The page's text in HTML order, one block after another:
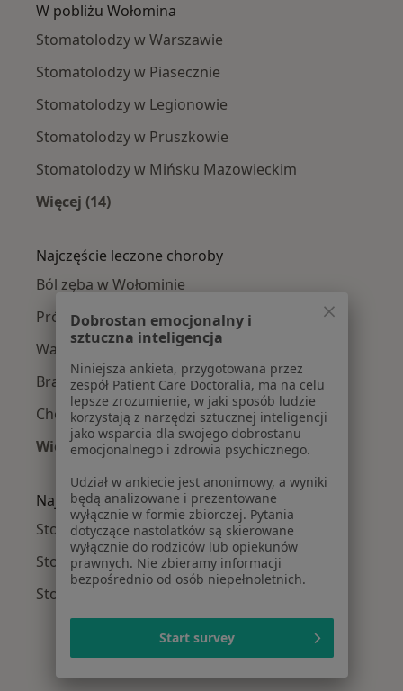
W pobliżu Wołomina
Stomatolodzy w Warszawie
Stomatolodzy w Piasecznie
Stomatolodzy w Legionowie
Stomatolodzy w Pruszkowie
Stomatolodzy w Mińsku Mazowieckim
Więcej (14)
Najczęście leczone choroby
Ból zęba w Wołominie
Próchnica w Wołominie
Wady zgryzu w Wołominie
Braki zębowe w Wołominie
Choroby przyzębia w Wołominie
Więcej (15)
Najpopularniejsze ubezpieczenia
Stomatolodzy z NFZ w Wołominie
Stomatolodzy z Allianz w Wołominie
Stomatolodzy z GENERALI w Wołominie
Dobrostan emocjonalny i
sztuczna inteligencja
Niniejsza ankieta, przygotowana przez
zespół Patient Care Doctoralia, ma na celu
lepsze zrozumienie, w jaki sposób ludzie
korzystają z narzędzi sztucznej inteligencji
jako wsparcia dla swojego dobrostanu
emocjonalnego i zdrowia psychicznego.
Udział w ankiecie jest anonimowy, a wyniki
będą analizowane i prezentowane
wyłącznie w formie zbiorczej. Pytania
dotyczące nastolatków są skierowane
wyłącznie do rodziców lub opiekunów
prawnych. Nie zbieramy informacji
bezpośrednio od osób niepełnoletnich.
Start survey